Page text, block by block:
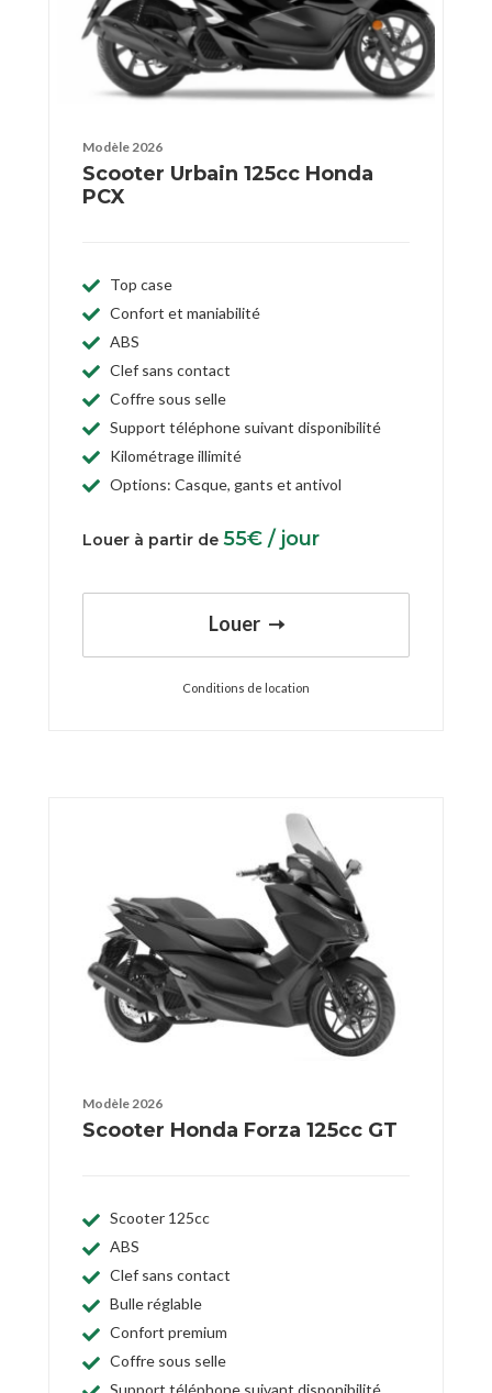
Modèle 2026
Scooter Urbain 125cc Honda
PCX
Top case
Confort et maniabilité
ABS
Clef sans contact
Coffre sous selle
Support téléphone suivant disponibilité
Kilométrage illimité
Options: Casque, gants et antivol
Louer à partir de 55€ / jour
Louer
Conditions de location
Modèle 2026
Scooter Honda Forza 125cc GT
Scooter 125cc
ABS
Clef sans contact
Bulle réglable
Confort premium
Coffre sous selle